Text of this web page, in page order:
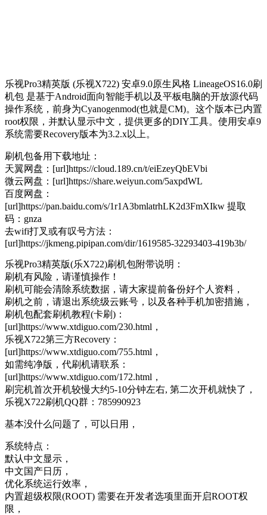
乐视Pro3精英版 (乐视X722) 安卓9.0原生风格 LineageOS16.0刷
机包 是基于Android面向智能手机以及平板电脑的开放源代码
操作系统，前身为Cyanogenmod(也就是CM)。这个版本已内置
root权限，并默认显示中文，提供更多的DIY工具。使用安卓9
系统需要Recovery版本为3.2.x以上。
刷机包备用下载地址：
天翼网盘：[url]https://cloud.189.cn/t/eiEzeyQbEVbi
微云网盘：[url]https://share.weiyun.com/5axpdWL
百度网盘：
[url]https://pan.baidu.com/s/1r1A3bmlatrhLK2d3FmXIkw 提取
码：gnza
去wifi打叉或有叹号方法：
[url]https://jkmeng.pipipan.com/dir/1619585-32293403-419b3b/
乐视Pro3精英版(乐X722)刷机包附带说明：
刷机有风险，请谨慎操作！
刷机可能会清除系统数据，请大家提前备份好个人资料，
刷机之前，请退出系统级云账号，以及各种手机加密措施，
刷机包配套刷机教程(卡刷)：
[url]https://www.xtdiguo.com/230.html，
乐视X722第三方Recovery：
[url]https://www.xtdiguo.com/755.html，
如需纯净版，代刷机请联系：
[url]https://www.xtdiguo.com/172.html，
刷完机首次开机较慢大约5-10分钟左右, 第二次开机就快了，
乐视X722刷机QQ群：785990923
基本没什么问题了，可以日用，
系统特点：
默认中文显示，
中文国产日历，
优化系统运行效率，
内置超级权限(ROOT) 需要在开发者选项里面开启ROOT权
限，